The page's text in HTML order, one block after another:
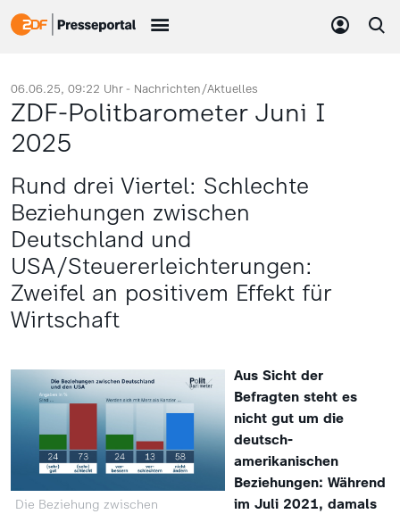
06.06.25, 09:22 Uhr - Nachrichten/Aktuelles
ZDF-Politbarometer Juni I
2025
Rund drei Viertel: Schlechte
Beziehungen zwischen
Deutschland und
USA/Steuererleichterungen:
Zweifel an positivem Effekt für
Wirtschaft
Die Beziehung zwischen
Aus Sicht der
Befragten steht es
nicht gut um die
deutsch-
amerikanischen
Beziehungen: Während
im Juli 2021, damals